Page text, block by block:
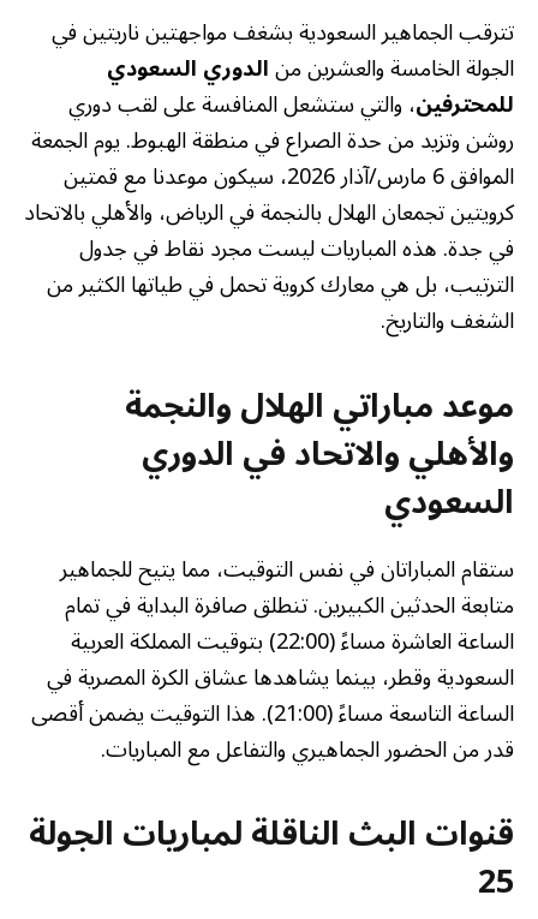
تترقب الجماهير السعودية بشغف مواجهتين ناريتين في
الجولة الخامسة والعشرين منالدوري السعودي
للمحترفين، والتي ستشعل المنافسة على لقب دوري
روشن وتزيد من حدة الصراع في منطقة الهبوط. يوم الجمعة
الموافق 6 مارس/آذار 2026، سيكون موعدنا مع قمتين
كرويتين تجمعان الهلال بالنجمة في الرياض، والأهلي بالاتحاد
في جدة. هذه المباريات ليست مجرد نقاط في جدول
الترتيب، بل هي معارك كروية تحمل في طياتها الكثير من
الشغف والتاريخ.
موعد مباراتي الهلال والنجمة
والأهلي والاتحاد في الدوري
السعودي
ستقام المباراتان في نفس التوقيت، مما يتيح للجماهير
متابعة الحدثين الكبيرين. تنطلق صافرة البداية في تمام
الساعة العاشرة مساءً (22:00) بتوقيت المملكة العربية
السعودية وقطر، بينما يشاهدها عشاق الكرة المصرية في
الساعة التاسعة مساءً (21:00). هذا التوقيت يضمن أقصى
قدر من الحضور الجماهيري والتفاعل مع المباريات.
قنوات البث الناقلة لمباريات الجولة
25